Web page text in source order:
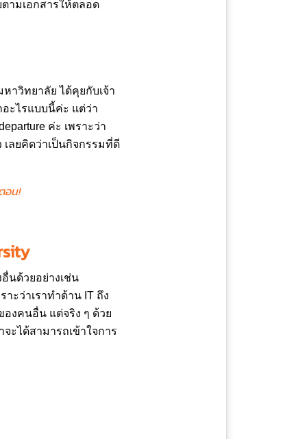
ามเอกสารให้ตลอด
าวิทยาลัย ได้คุยกับเจ้า
อะไรแบบนี้ค่ะ แต่ว่า
ค่ะ เพราะว่า
ลยคิดว่าเป็นกิจกรรมที่ดี
อน!
นด้วยอย่างเช่น
าะว่าเราทำด้าน IT ถึง
องคนอื่น แต่จริง ๆ ด้วย
ะได้สามารถเข้าใจการ